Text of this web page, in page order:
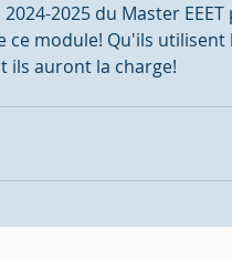
2025 du Master
module! Qu'ils utilisent
ils auront la charge!